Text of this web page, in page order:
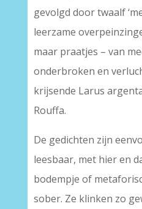
gevolgd door twaalf
leerzame
maar praatjes – van
onderbroken en
krijsende Larus
Rouffa.
De gedichten zijn
leesbaar, met hier en
bodempje of
sober. Ze klinken zo